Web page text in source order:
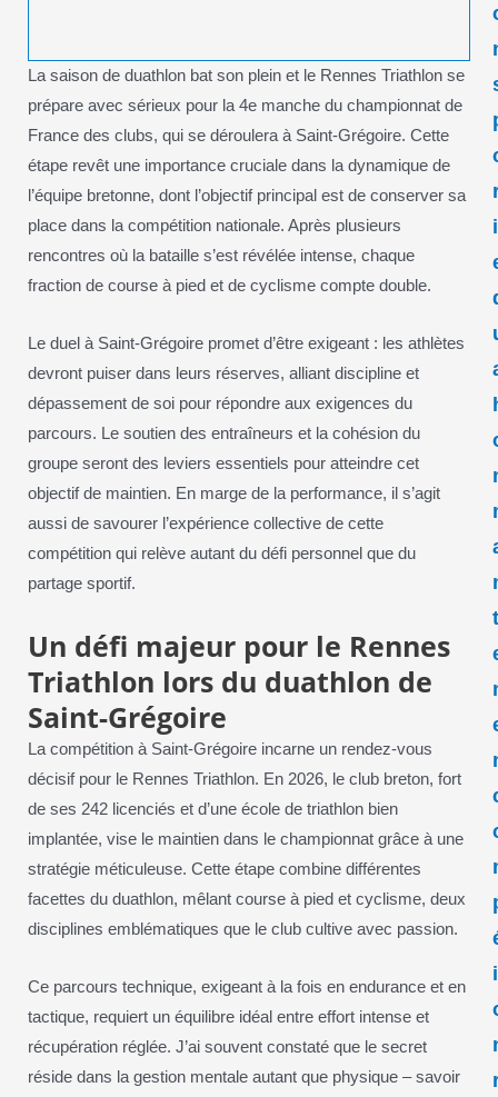
La saison de duathlon bat son plein et le Rennes Triathlon se
prépare avec sérieux pour la 4e manche du championnat de
France des clubs, qui se déroulera à Saint-Grégoire. Cette
étape revêt une importance cruciale dans la dynamique de
l’équipe bretonne, dont l’objectif principal est de conserver sa
place dans la compétition nationale. Après plusieurs
rencontres où la bataille s’est révélée intense, chaque
fraction de course à pied et de cyclisme compte double.
Le duel à Saint-Grégoire promet d’être exigeant : les athlètes
devront puiser dans leurs réserves, alliant discipline et
dépassement de soi pour répondre aux exigences du
parcours. Le soutien des entraîneurs et la cohésion du
groupe seront des leviers essentiels pour atteindre cet
objectif de maintien. En marge de la performance, il s’agit
aussi de savourer l’expérience collective de cette
compétition qui relève autant du défi personnel que du
partage sportif.
Un défi majeur pour le Rennes
Triathlon lors du duathlon de
Saint-Grégoire
La compétition à Saint-Grégoire incarne un rendez-vous
décisif pour le Rennes Triathlon. En 2026, le club breton, fort
de ses 242 licenciés et d’une école de triathlon bien
implantée, vise le maintien dans le championnat grâce à une
stratégie méticuleuse. Cette étape combine différentes
facettes du duathlon, mêlant course à pied et cyclisme, deux
disciplines emblématiques que le club cultive avec passion.
Ce parcours technique, exigeant à la fois en endurance et en
tactique, requiert un équilibre idéal entre effort intense et
récupération réglée. J’ai souvent constaté que le secret
réside dans la gestion mentale autant que physique – savoir